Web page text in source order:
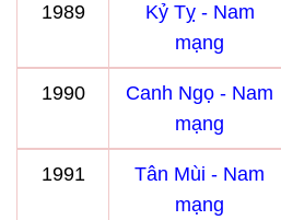
1989
Kỷ Tỵ - Nam
mạng
1990
Canh Ngọ - Nam
mạng
1991
Tân Mùi - Nam
mạng